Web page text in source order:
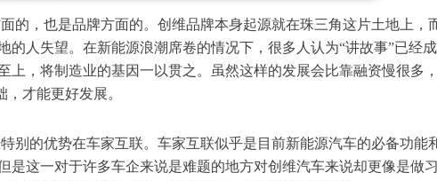
的，也是品牌方面的。创维品牌本身起源就在珠三角这片土地上，
的人失望。在新能源浪潮席卷的情况下，很多人认为“讲故事”已经
上，将制造业的基因一以贯之。虽然这样的发展会比靠融资慢很多
才能更好发展。
别的优势在车家互联。车家互联似乎是目前新能源汽车的必备功能
是这一对于许多车企来说是难题的地方对创维汽车来说却更像是做